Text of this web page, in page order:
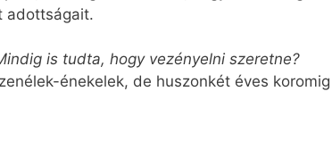
adottságait.
is tudta, hogy vezényelni szeretne?
énekelek, de huszonkét éves